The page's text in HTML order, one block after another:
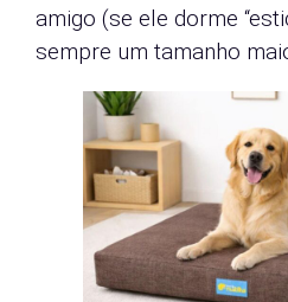
amigo (se ele dorme
sempre um tamanho